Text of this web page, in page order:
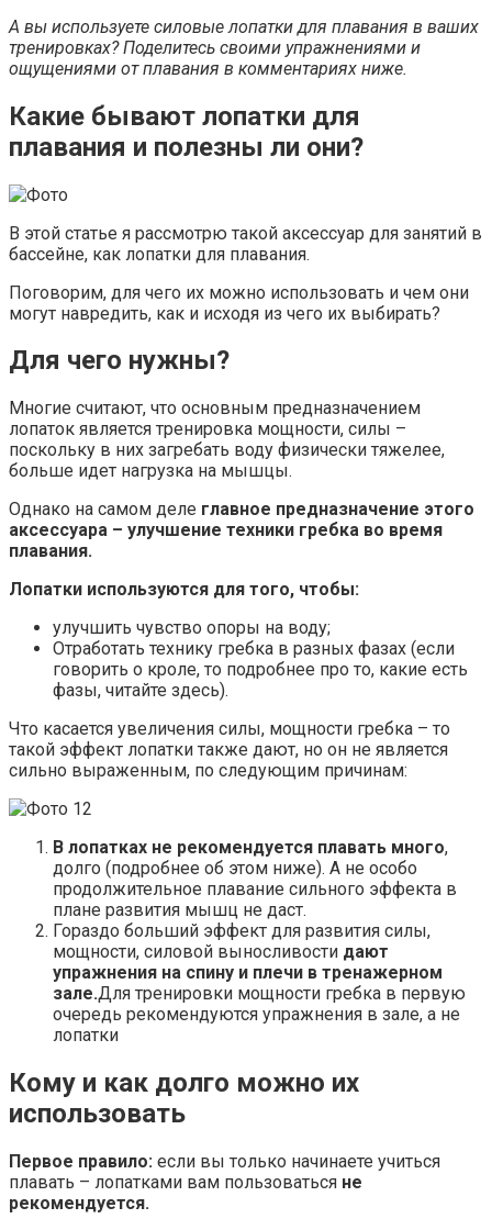
А вы используете силовые лопатки для плавания в ваших
тренировках? Поделитесь своими упражнениями и
ощущениями от плавания в комментариях ниже.
Какие бывают лопатки для
плавания и полезны ли они?
В этой статье я рассмотрю такой аксессуар для занятий в
бассейне, как лопатки для плавания.
Поговорим, для чего их можно использовать и чем они
могут навредить, как и исходя из чего их выбирать?
Для чего нужны?
Многие считают, что основным предназначением
лопаток является тренировка мощности, силы –
поскольку в них загребать воду физически тяжелее,
больше идет нагрузка на мышцы.
Однако на самом деле главное предназначение этого
аксессуара – улучшение техники гребка во время
плавания.
Лопатки используются для того, чтобы:
улучшить чувство опоры на воду;
Отработать технику гребка в разных фазах (если
говорить о кроле, то подробнее про то, какие есть
фазы, читайте здесь).
Что касается увеличения силы, мощности гребка – то
такой эффект лопатки также дают, но он не является
сильно выраженным, по следующим причинам:
В лопатках не рекомендуется плавать много,
долго (подробнее об этом ниже). А не особо
продолжительное плавание сильного эффекта в
плане развития мышц не даст.
Гораздо больший эффект для развития силы,
мощности, силовой выносливости дают
упражнения на спину и плечи в тренажерном
зале.Для тренировки мощности гребка в первую
очередь рекомендуются упражнения в зале, а не
лопатки
Кому и как долго можно их
использовать
Первое правило: если вы только начинаете учиться
плавать – лопатками вам пользоваться не
рекомендуется.